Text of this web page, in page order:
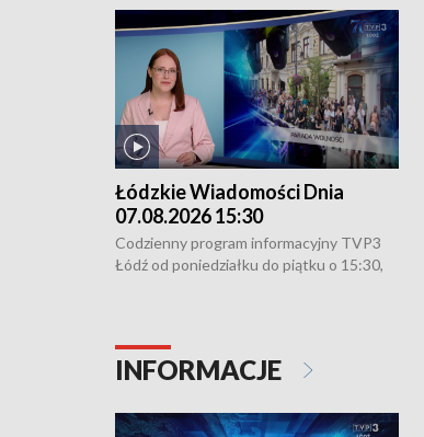
Łódzkie Wiadomości Dnia
07.08.2026 15:30
Codzienny program informacyjny TVP3
Łódź od poniedziałku do piątku o 15:30,
INFORMACJE